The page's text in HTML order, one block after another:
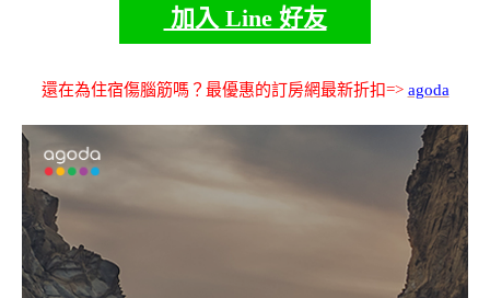
加入 Line 好友
還在為住宿傷腦筋嗎？最優惠的訂房網最新折扣=> agoda